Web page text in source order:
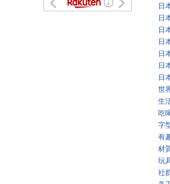
日
日
日
日
日
日
日
世
生
吃
字
有
材
玩
社